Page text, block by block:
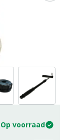
Op voorraad